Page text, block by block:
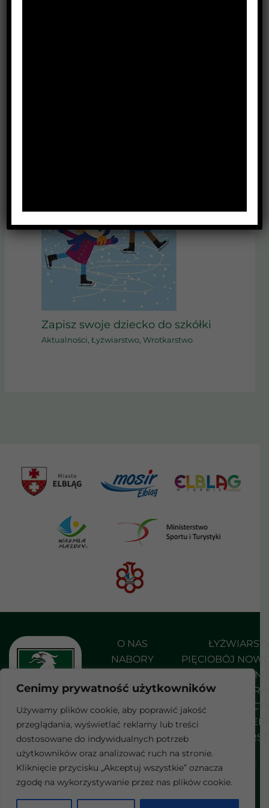
Cenimy prywatność użytkowników
Używamy plików cookie, aby poprawić jakość
przeglądania, wyświetlać reklamy lub treści
dostosowane do indywidualnych potrzeb
użytkowników oraz analizować ruch na stronie.
Kliknięcie przycisku „Akceptuj wszystkie” oznacza
zgodę na wykorzystywanie przez nas plików cookie.
Zapisz swoje dziecko do szkółki
Aktualności ,Łyżwiarstwo,Wrotkarstwo
O NAS
NABORY
DO POBRANIA
KONTAKT
F
a
c
e
b
o
o
PIĘCIOBÓJ
SHORT
POLITYKA PRYWATNOŚCI
Wszelkie prawa zastrzeżone